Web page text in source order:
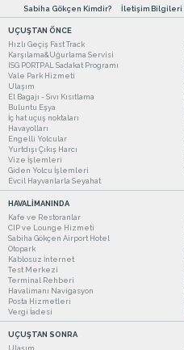
Sabiha Gökçen Kimdir?
İletişim Bilgileri
UÇUŞTAN ÖNCE
Hızlı Geçiş Fast Track
Karşılama&Uğurlama Servisi
ISG PORTPAL Sadakat Programı
Vale Park Hizmeti
Ulaşım
El Bagajı - Sıvı Kısıtlama
Buluntu Eşya
İç hat uçuş noktaları
Havayolları
Engelli Yolcular
Yurtdışı Çıkış Harcı
Vize İşlemleri
Giden Yolcu İşlemleri
Evcil Hayvanlarla Seyahat
HAVALİMANINDA
Kafe ve Restoranlar
CIP ve Lounge Hizmeti
Sabiha Gökçen Airport Hotel
Otopark
Kablosuz İnternet
Test Merkezi
Terminal Rehberi
Havalimanı Navigasyon
Posta Hizmetleri
Vergi İadesi
UÇUŞTAN SONRA
Ulaşım